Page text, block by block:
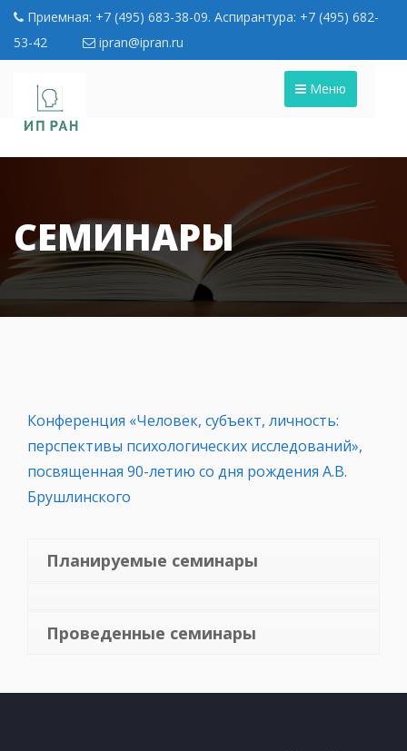
Приемная: +7 (495) 683-38-09. Аспирантура: +7 (495) 682-
53-42
ipran@ipran.ru
Меню
СЕМИНАРЫ
Конференция «Человек, субъект, личность:
перспективы психологических исследований»,
посвященная 90-летию со дня рождения А.В.
Брушлинского
Планируемые семинары
Проведенные семинары